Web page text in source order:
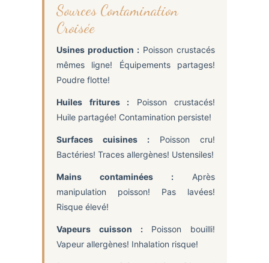
Sources Contamination
Croisée
Usines production : Poisson crustacés
mêmes ligne! Équipements partages!
Poudre flotte!
Huiles fritures : Poisson crustacés!
Huile partagée! Contamination persiste!
Surfaces cuisines : Poisson cru!
Bactéries! Traces allergènes! Ustensiles!
Mains contaminées : Après
manipulation poisson! Pas lavées!
Risque élevé!
Vapeurs cuisson :Poisson bouilli!
Vapeur allergènes! Inhalation risque!